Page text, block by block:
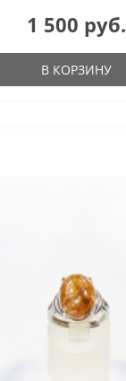
1 500 руб.
В КОРЗИНУ